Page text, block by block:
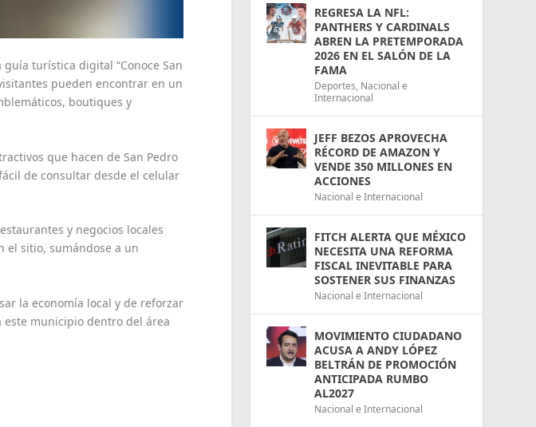
turística digital “Conoce San
pueden encontrar en un
boutiques y
que hacen de San Pedro
de consultar desde el celular
y negocios locales
el sitio, sumándose a un
la economía local y de reforzar
este municipio dentro del área
REGRESA LA NFL:
PANTHERS Y CARDINALS
ABREN LA PRETEMPORADA
2026 EN EL SALÓN DE LA
FAMA
Deportes, Nacional e
Internacional
JEFF BEZOS APROVECHA
RÉCORD DE AMAZON Y
VENDE 350 MILLONES EN
ACCIONES
Nacional e Internacional
FITCH ALERTA QUE MÉXICO
NECESITA UNA REFORMA
FISCAL INEVITABLE PARA
SOSTENER SUS FINANZAS
Nacional e Internacional
MOVIMIENTO CIUDADANO
ACUSA A ANDY LÓPEZ
BELTRÁN DE PROMOCIÓN
ANTICIPADA RUMBO
AL2027
Nacional e Internacional